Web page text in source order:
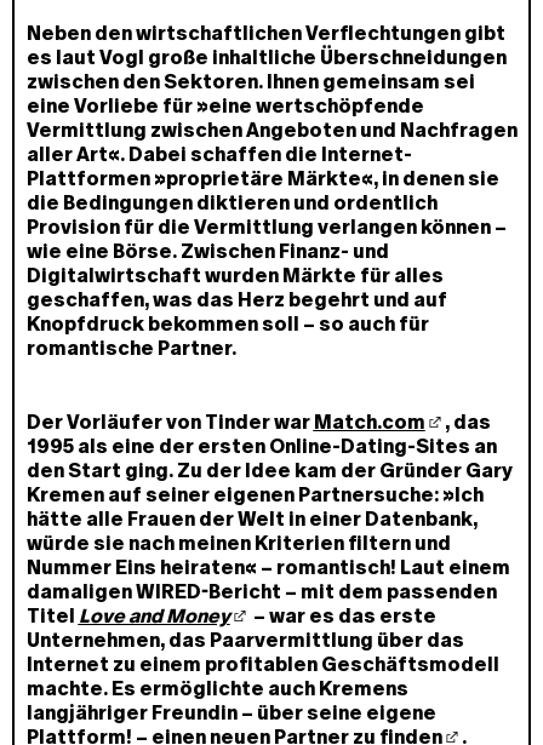
Neben den wirtschaftlichen Verflechtungen gibt
es laut Vogl große inhaltliche Überschneidungen
zwischen den Sektoren. Ihnen gemeinsam sei
eine Vorliebe für »eine wertschöpfende
Vermittlung zwischen Angeboten und Nachfragen
aller Art«. Dabei schaffen die Internet-
Plattformen »proprietäre Märkte«, in denen sie
die Bedingungen diktieren und ordentlich
Provision für die Vermittlung verlangen können –
wie eine Börse. Zwischen Finanz- und
Digitalwirtschaft wurden Märkte für alles
geschaffen, was das Herz begehrt und auf
Knopfdruck bekommen soll – so auch für
romantische Partner.
Der Vorläufer von Tinder war Match.com
, das
1995 als eine der ersten Online-Dating-Sites an
den Start ging. Zu der Idee kam der Gründer Gary
Kremen auf seiner eigenen Partnersuche: »Ich
hätte alle Frauen der Welt in einer Datenbank,
würde sie nach meinen Kriterien filtern und
Nummer Eins heiraten« – romantisch! Laut einem
damaligen WIRED-Bericht – mit dem passenden
Titel Love and Money
– war es das erste
Unternehmen, das Paarvermittlung über das
Internet zu einem profitablen Geschäftsmodell
machte. Es ermöglichte auch Kremens
langjähriger Freundin – über seine eigene
Plattform! – einen neuen Partner zu finden .